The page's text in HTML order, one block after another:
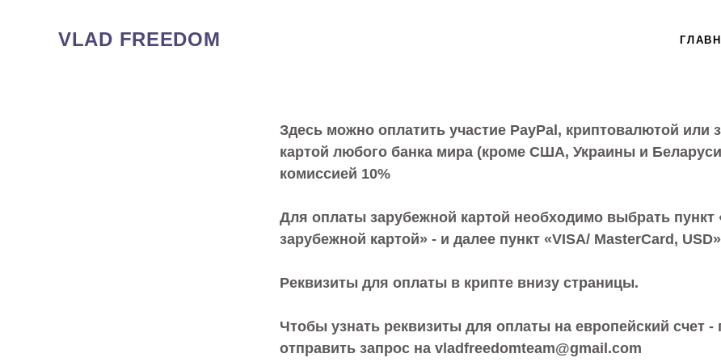
VLAD FREEDOM
Здесь можно оплатить участие PayPal, криптовалютой или
картой любого банка мира (кроме США, Украины и
комиссией 10%
Для оплаты зарубежной картой необходимо выбрать пункт
зарубежной картой» - и далее пункт «VISA/ MasterCard, USD»
Реквизиты для оплаты в крипте внизу страницы.
Чтобы узнать реквизиты для оплаты на европейский счет -
отправить запрос на vladfreedomteam@gmail.com